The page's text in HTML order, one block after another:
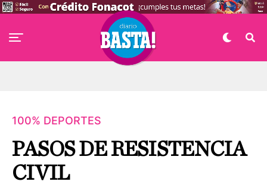
100% DEPORTES
PASOS DE RESISTENCIA
CIVIL